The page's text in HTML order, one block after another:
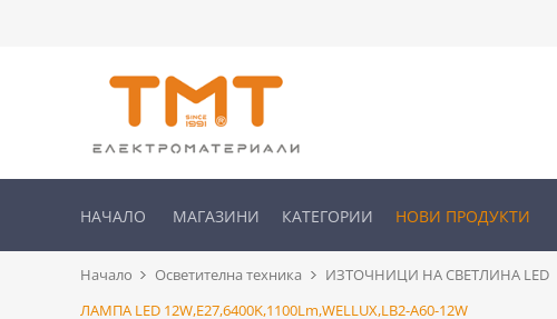
НАЧАЛО МАГАЗИНИ КАТЕГОРИИ НОВИ ПРОДУКТИ
Начало Осветителна техника ИЗТОЧНИЦИ НА СВЕТЛИНА LED
ЛАМПА LED 12W,Е27,6400K,1100Lm,WELLUX,LB2-A60-12W